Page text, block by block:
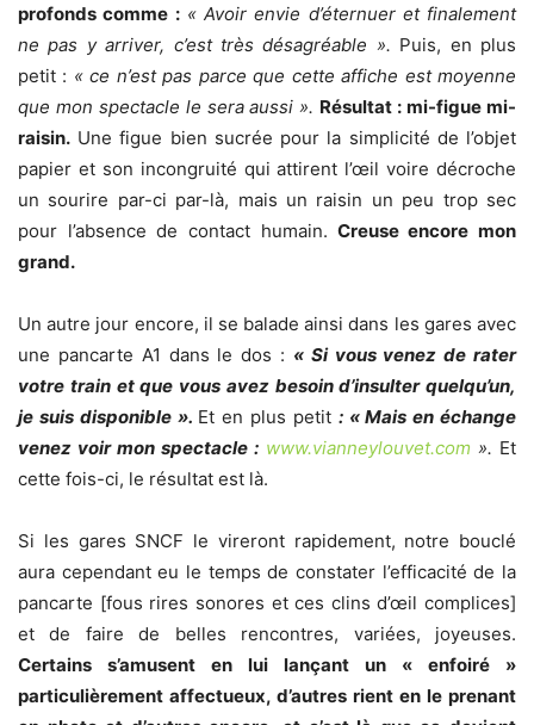
profonds comme : « Avoir envie d’éternuer et finalement
ne pas y arriver, c’est très désagréable ». Puis, en plus
petit : « ce n’est pas parce que cette affiche est moyenne
que mon spectacle le sera aussi ». Résultat : mi-figue mi-
raisin. Une figue bien sucrée pour la simplicité de l’objet
papier et son incongruité qui attirent l’œil voire décroche
un sourire par-ci par-là, mais un raisin un peu trop sec
pour l’absence de contact humain. Creuse encore mon
grand.
Un autre jour encore, il se balade ainsi dans les gares avec
une pancarte A1 dans le dos : « Si vous venez de rater
votre train et que vous avez besoin d’insulter quelqu’un,
je suis disponible ». Et en plus petit : « Mais en échange
venez voir mon spectacle : www.vianneylouvet.com ». Et
cette fois-ci, le résultat est là.
Si les gares SNCF le vireront rapidement, notre bouclé
aura cependant eu le temps de constater l’efficacité de la
pancarte [fous rires sonores et ces clins d’œil complices]
et de faire de belles rencontres, variées, joyeuses.
Certains s’amusent en lui lançant un « enfoiré »
particulièrement affectueux, d’autres rient en le prenant